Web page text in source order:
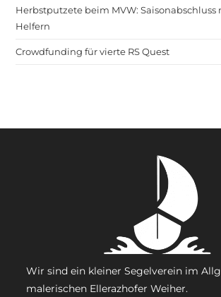
Herbstputzete beim MVW: Saisonabschluss
Helfern
Crowdfunding für vierte RS Quest
Wir sind ein kleiner Segelverein im
malerischen Ellerazhofer Weiher.